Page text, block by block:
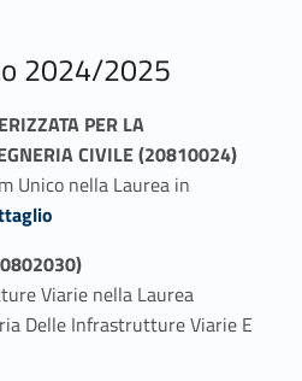
2024/2025
PER LA
CIVILE (20810024)
Unico nella Laurea in
Viarie nella Laurea
Delle Infrastrutture Viarie E